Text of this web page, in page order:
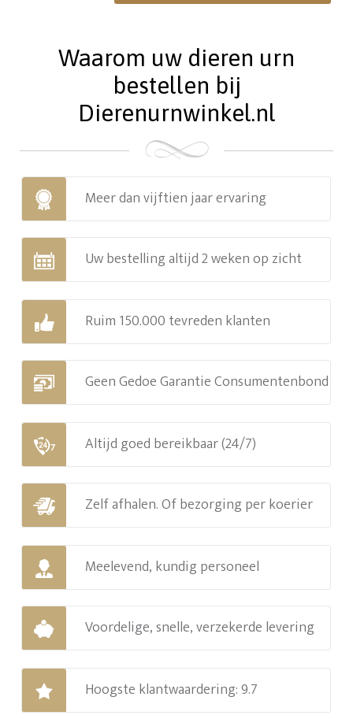
Waarom uw dieren urn
bestellen bij
Dierenurnwinkel.nl
Meer dan vijftien jaar ervaring
Uw bestelling altijd 2 weken op zicht
Ruim 150.000 tevreden klanten
Geen Gedoe Garantie Consumentenbond
Altijd goed bereikbaar (24/7)
Zelf afhalen. Of bezorging per koerier
Meelevend, kundig personeel
Voordelige, snelle, verzekerde levering
Hoogste klantwaardering: 9.7